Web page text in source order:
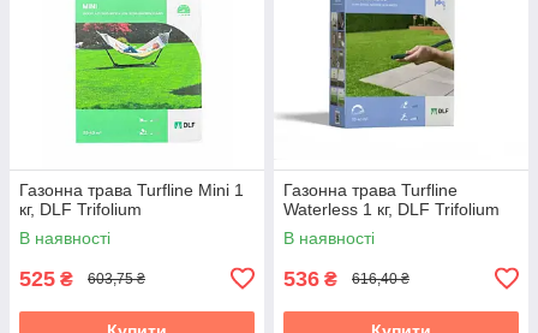
Газонна трава Turfline Mini 1
кг, DLF Trifolium
В наявності
525 ₴ 603,75 ₴
Газонна трава Turfline
Waterless 1 кг, DLF Trifolium
В наявності
536 ₴ 616,40 ₴